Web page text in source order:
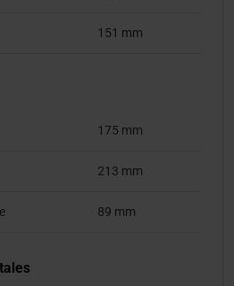
151 mm
175 mm
213 mm
89 mm